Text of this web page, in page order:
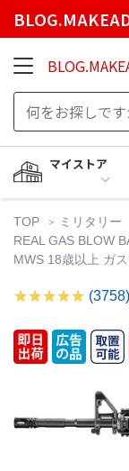
マイストア
TOP ミリタリー
REAL GAS BLOW
MWS 18歳以上 ガ
(3758)